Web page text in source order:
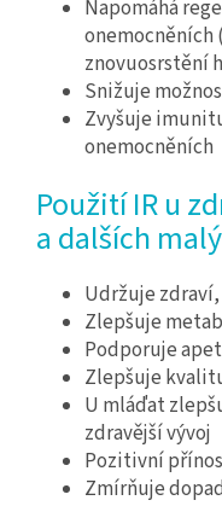
Napomáhá
onemocněních
znovuosrstění
Snižuje
Zvyšuje
onemocněních
Použití IR u
a dalších
Udržuje
Zlepšuje
Podporuje
Zlepšuje
U mláďat
zdravější vývoj
Pozitivní
Zmírňuje